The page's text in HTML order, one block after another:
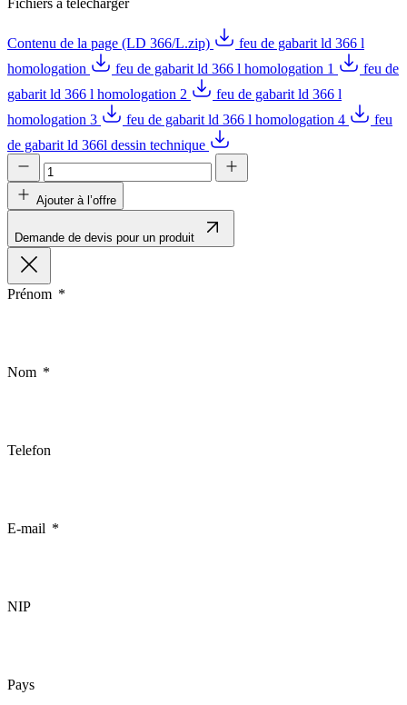
Contenu de la page (LD 366/L.zip)
feu de gabarit ld 366 l
homologation
feu de gabarit ld 366 l homologation 1
feu de
gabarit ld 366 l homologation 2
feu de gabarit ld 366 l
homologation 3
feu de gabarit ld 366 l homologation 4
feu
de gabarit ld 366l dessin technique
Ajouter à l’offre
Demande de devis pour un produit
Prénom
Nom
Telefon
E-mail
NIP
Pays